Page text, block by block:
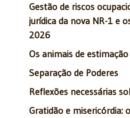
Gestão de riscos
jurídica da nova NR-1 e
2026
Os animais de
Separação de Poderes
Reflexões necessárias
Gratidão e misericórdia: